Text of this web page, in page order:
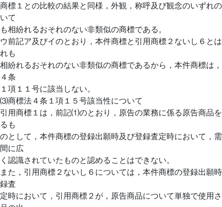
商標１との比較の結果と同様，外観，称呼及び観念のいずれ
いて
も相紛れるおそれのない非類似の商標である。
ウ前記ア及びイのとおり，本件商標と引用商標２ないし６と
れも
相紛れるおそれのない非類似の商標であるから，本件商標は
４条
１項１１号に該当しない。
⑶商標法４条１項１５号該当性について
引用商標１は，前記⑴のとおり，原告の業務に係る原告商品
るも
のとして，本件商標の登録出願時及び登録査定時において，
間に広
く認識されていたものと認めることはできない。
また，引用商標２ないし６については，本件商標の登録出願
録査
定時において，引用商標２が，原告商品について単独で使用